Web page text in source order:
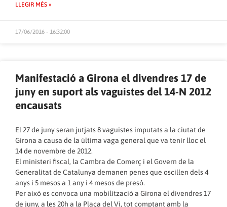
LLEGIR MÉS »
17/06/2016 - 16:32:00
Manifestació a Girona el divendres 17 de
juny en suport als vaguistes del 14-N 2012
encausats
El 27 de juny seran jutjats 8 vaguistes imputats a la ciutat de
Girona a causa de la última vaga general que va tenir lloc el
14 de novembre de 2012.
El ministeri fiscal, la Cambra de Comerç i el Govern de la
Generalitat de Catalunya demanen penes que oscil·len dels 4
anys i 5 mesos a 1 any i 4 mesos de presó.
Per això es convoca una mobilització a Girona el divendres 17
de juny, a les 20h a la Plaça del Vi, tot comptant amb la